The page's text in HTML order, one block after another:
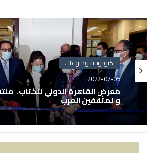
تكنولوجيا ومنوعات
2022-07-05
معرض القاهرة الدولي للكتاب..
والمثقفين العرب